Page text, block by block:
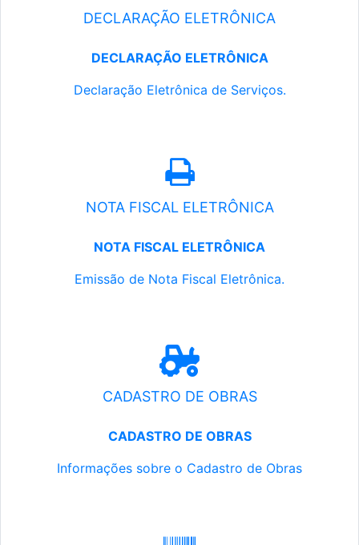
DECLARAÇÃO ELETRÔNICA
DECLARAÇÃO ELETRÔNICA
Declaração Eletrônica de Serviços.
NOTA FISCAL ELETRÔNICA
NOTA FISCAL ELETRÔNICA
Emissão de Nota Fiscal Eletrônica.
CADASTRO DE OBRAS
CADASTRO DE OBRAS
Informações sobre o Cadastro de Obras